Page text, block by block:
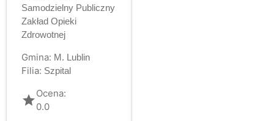
Samodzielny Publiczny
Zakład Opieki
Zdrowotnej
Gmina: M. Lublin
Filia: Szpital
gradeOcena:
0.0